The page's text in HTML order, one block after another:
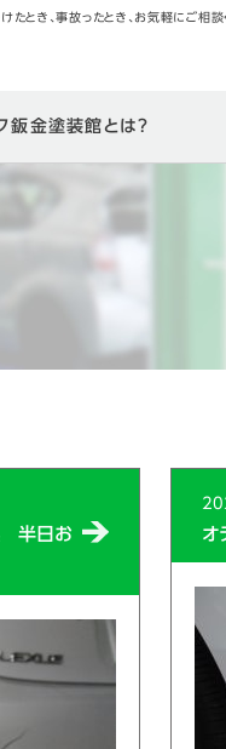
たとき、事故ったとき、お気軽にご相談
鈑金塗装館とは？
半日お
オ